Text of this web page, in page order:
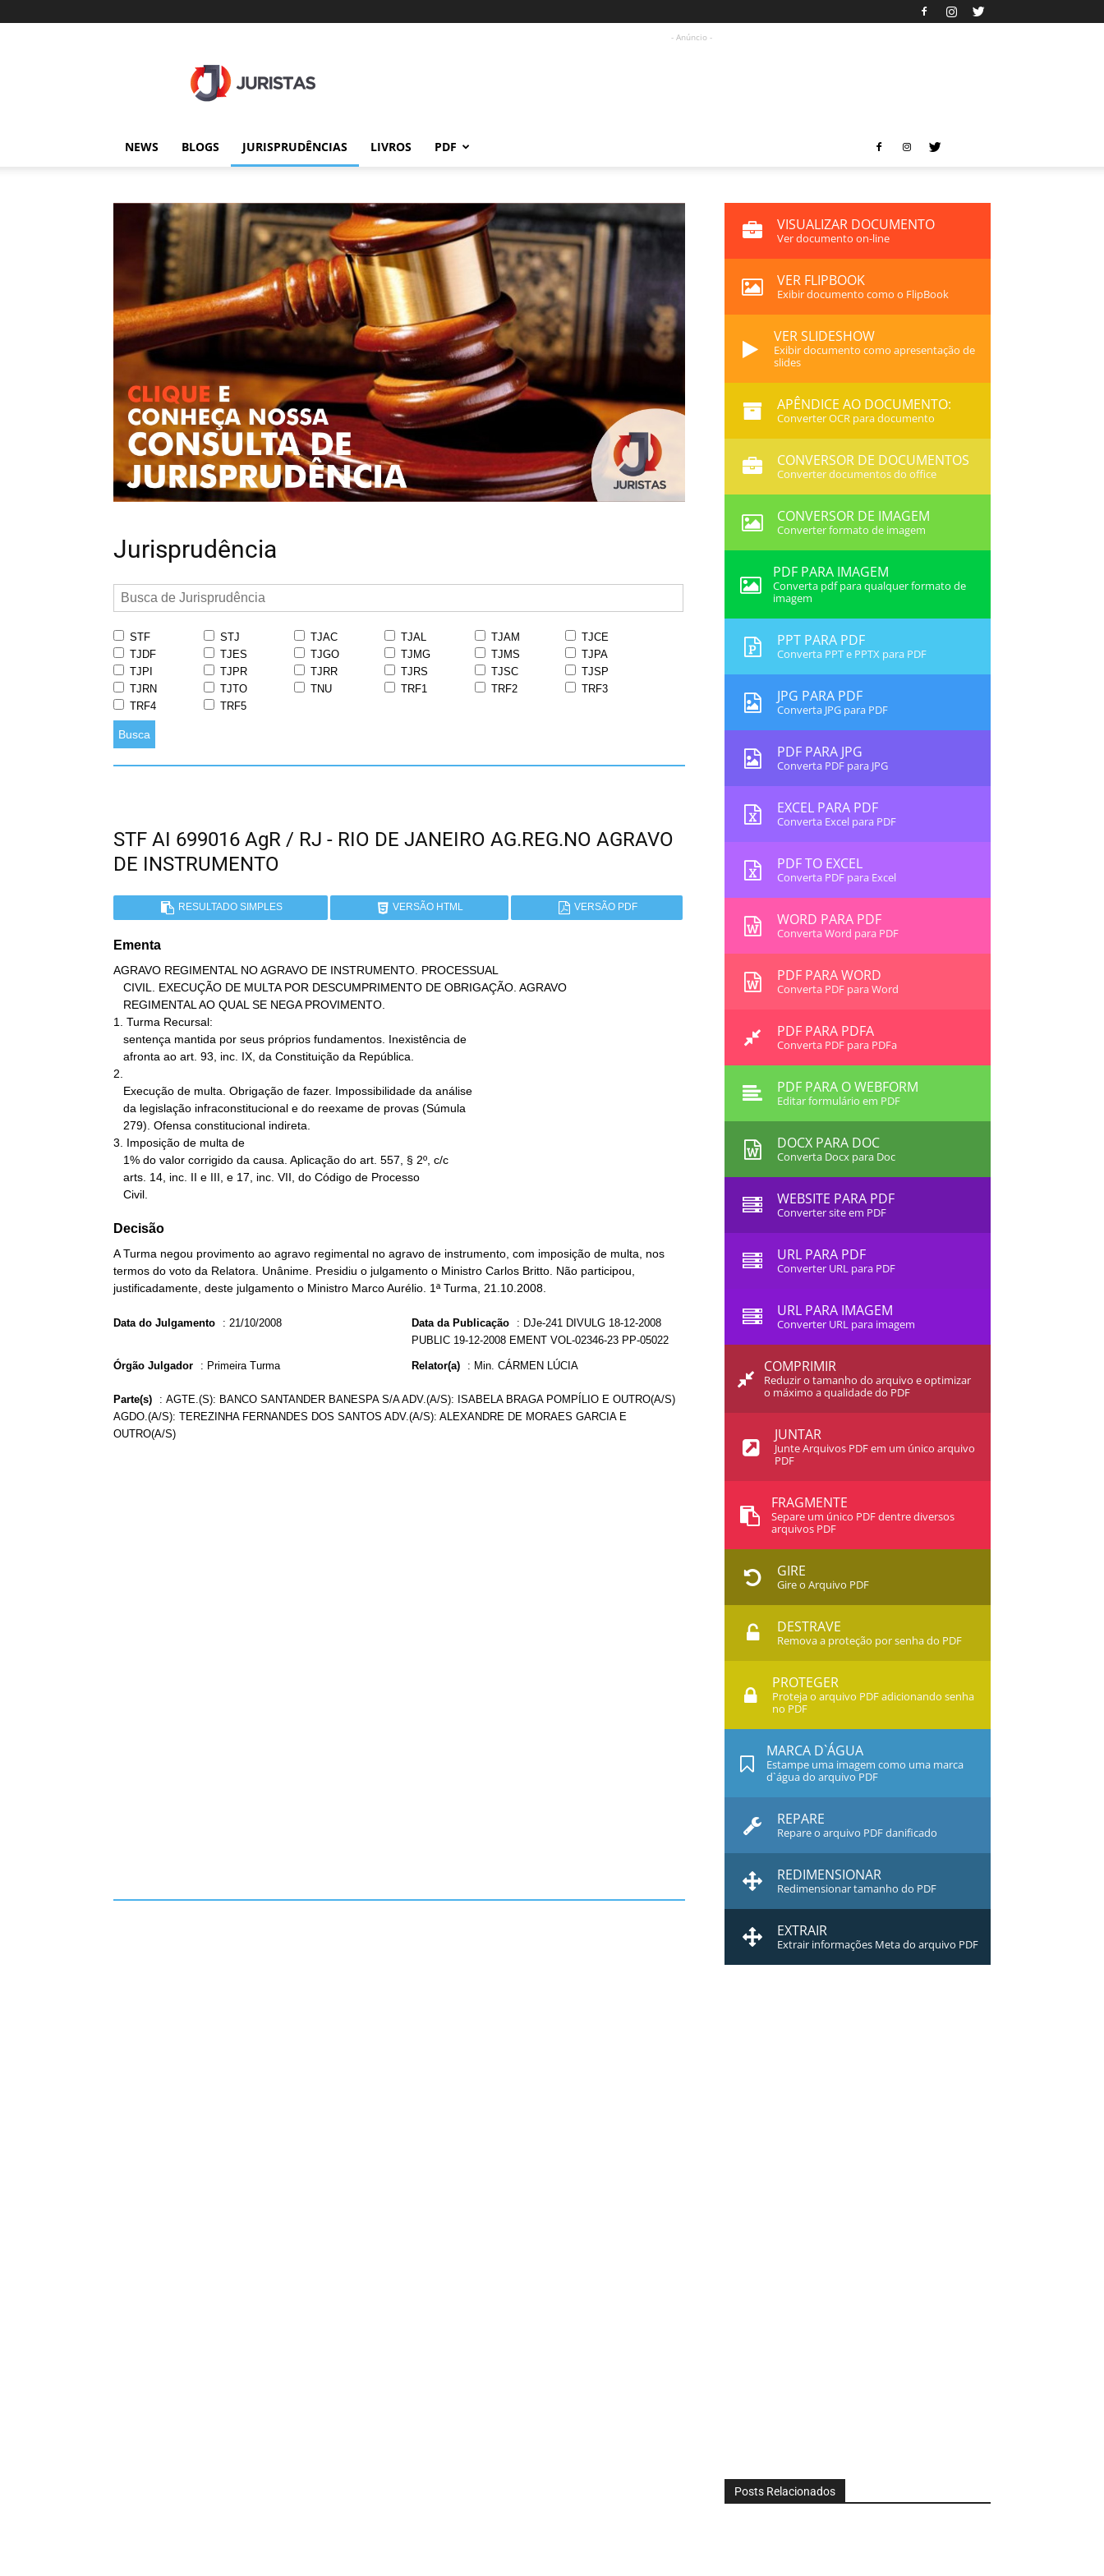
- Anúncio -
NEWS BLOGS JURISPRUDÊNCIAS LIVROS PDF
Jurisprudência
STF STJ TJAC TJAL TJAM
TJCE
TJDF
TJES TJGO TJMG TJMS
TJPA
TJPI
TJPR TJRR TJRS TJSC
TJSP
TJRN
TJTO TNU TRF1 TRF2
TRF3
TRF4
TRF5
Busca
STF AI 699016 AgR / RJ - RIO DE JANEIRO AG.REG.NO AGRAVO
DE INSTRUMENTO
RESULTADO SIMPLES VERSÃO HTML VERSÃO PDF
Ementa
AGRAVO REGIMENTAL NO AGRAVO DE INSTRUMENTO. PROCESSUAL
1. Turma Recursal:
2.
3. Imposição de multa de
   Civil.
Decisão
A Turma negou provimento ao agravo regimental no agravo de instrumento, com imposição de multa, nos
termos do voto da Relatora. Unânime. Presidiu o julgamento o Ministro Carlos Britto. Não participou,
justificadamente, deste julgamento o Ministro Marco Aurélio. 1ª Turma, 21.10.2008.
Data do Julgamento : 21/10/2008 Data da Publicação : DJe-241 DIVULG 18-12-2008
PUBLIC 19-12-2008 EMENT VOL-02346-23 PP-05022
Órgão Julgador : Primeira Turma Relator(a) : Min. CÁRMEN LÚCIA
Parte(s) : AGTE.(S): BANCO SANTANDER BANESPA S/A ADV.(A/S): ISABELA BRAGA POMPÍLIO E OUTRO(A/S)
AGDO.(A/S): TEREZINHA FERNANDES DOS SANTOS ADV.(A/S): ALEXANDRE DE MORAES GARCIA E
OUTRO(A/S)
VISUALIZAR DOCUMENTO
Ver documento on-line
VER FLIPBOOK
Exibir documento como o FlipBook
VER SLIDESHOW
Exibir documento como apresentação de
slides
APÊNDICE AO DOCUMENTO:
Converter OCR para documento
CONVERSOR DE DOCUMENTOS
Converter documentos do office
CONVERSOR DE IMAGEM
Converter formato de imagem
PDF PARA IMAGEM
Converta pdf para qualquer formato de
imagem
PPT PARA PDF
Converta PPT e PPTX para PDF
JPG PARA PDF
Converta JPG para PDF
PDF PARA JPG
Converta PDF para JPG
EXCEL PARA PDF
Converta Excel para PDF
PDF TO EXCEL
Converta PDF para Excel
WORD PARA PDF
Converta Word para PDF
PDF PARA WORD
Converta PDF para Word
PDF PARA PDFA
Converta PDF para PDFa
PDF PARA O WEBFORM
Editar formulário em PDF
DOCX PARA DOC
Converta Docx para Doc
WEBSITE PARA PDF
Converter site em PDF
URL PARA PDF
Converter URL para PDF
URL PARA IMAGEM
Converter URL para imagem
COMPRIMIR
Reduzir o tamanho do arquivo e optimizar
o máximo a qualidade do PDF
JUNTAR
Junte Arquivos PDF em um único arquivo
PDF
FRAGMENTE
Separe um único PDF dentre diversos
arquivos PDF
GIRE
Gire o Arquivo PDF
DESTRAVE
Remova a proteção por senha do PDF
PROTEGER
Proteja o arquivo PDF adicionando senha
no PDF
MARCA D`ÁGUA
Estampe uma imagem como uma marca
d`água do arquivo PDF
REPARE
Repare o arquivo PDF danificado
REDIMENSIONAR
Redimensionar tamanho do PDF
EXTRAIR
Extrair informações Meta do arquivo PDF
Posts Relacionados